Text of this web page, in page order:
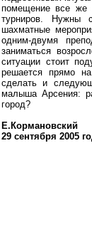
помещение все же
турниров. Нужны
шахматные
одним-двумя
заниматься
ситуации стоит
решается прямо на
сделать и
малыша Арсения:
город?
Е.Кормановский
29 сентября 2005